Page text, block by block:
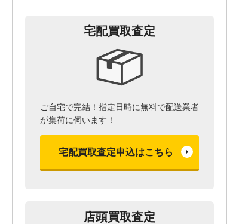
宅配買取査定
ご自宅で完結！指定日時に無料で配送業者
が集荷に伺います！
宅配買取査定申込はこちら
店頭買取査定